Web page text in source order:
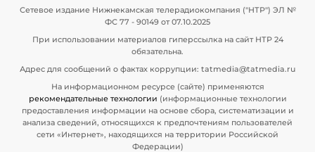
Сетевое издание Нижнекамская телерадиокомпания ("НТР") ЭЛ №
ФС 77 - 90149 от 07.10.2025
При использовании материалов гиперссылка на сайт НТР 24
обязательна.
Адрес для сообщений о фактах коррупции: tatmedia@tatmedia.ru
На информационном ресурсе (сайте) применяются
рекомендательные технологии (информационные технологии
предоставления информации на основе сбора, систематизации и
анализа сведений, относящихся к предпочтениям пользователей
сети «Интернет», находящихся на территории Российской
Федерации)